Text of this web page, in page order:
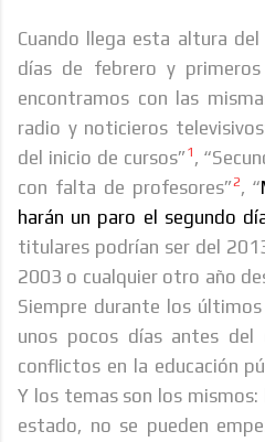
Cuando llega esta altura
días de febrero y
encontramos con las
radio y noticieros
del inicio de cursos”1 ,
con falta de profesores”2, “
harán un paro el segundo
titulares podrían ser del
2003 o cualquier otro año
Siempre durante los
unos pocos días antes del
conflictos en la educación
Y los temas son los
estado, no se pueden